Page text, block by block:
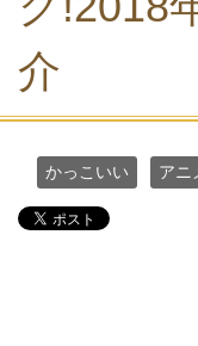
介
かっこいい アニ